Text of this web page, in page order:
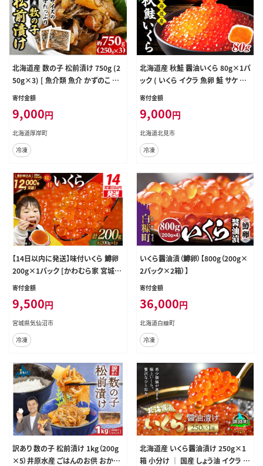
北海道産 数の子 松前漬け 750g (2
50g×3) [ 魚介類 魚介 かずのこ ご
はんのお供 加工品 松前漬 北海道 ]
寄付金額
9,000円
北海道厚岸町
冷凍
北海道産 秋鮭 醤油いくら 80g×1パ
ック ( いくら イクラ 魚卵 鮭 サケ さ
け 鮭いくら 醤油漬け パック 北海道
寄付金額
9,000円
北海道北見市
冷凍
【14日以内に発送】味付いくら 鱒卵
200g×1パック [かわむら家 宮城県
気仙沼市 20564993] いくら 海鮮 魚
寄付金額
9,500円
宮城県気仙沼市
冷凍
いくら醤油漬（鱒卵）【800g（200g×
2パック×2箱）】
寄付金額
36,000円
北海道白糠町
冷凍
訳あり 数の子 松前漬け 1kg（200g
×5）井原水産 ごはんのお供 おかず
北海道産 いくら醤油漬け 250g×1
箱 小分け ｜ 国産 しょう油 イクラ ik